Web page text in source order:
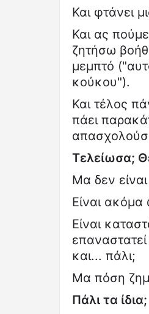
Και φτάνει
Και ας
ζητήσω
μεμπτό
κούκου").
Και τέλος
πάει
Τελείωσα;
Μα δεν
Είναι
Είναι
και... πάλι;
Μα πόση
Πάλι τα ίδια;